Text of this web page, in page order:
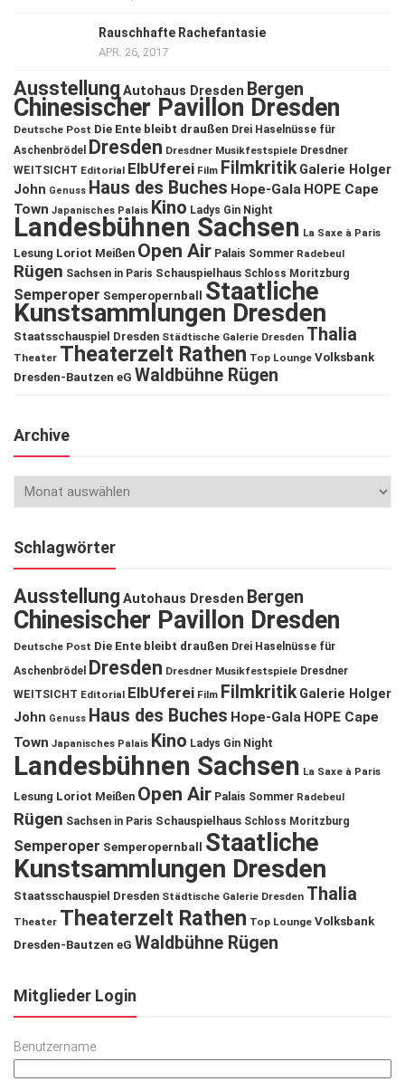
Rauschhafte Rachefantasie
APR. 26, 2017
Ausstellung Autohaus Dresden Bergen
Chinesischer Pavillon Dresden
Deutsche Post Die Ente bleibt draußen Drei Haselnüsse für
Aschenbrödel
Dresden Dresdner Musikfestspiele Dresdner
WEITSICHT Editorial ElbUferei Film Filmkritik Galerie Holger
John Genuss Haus des Buches Hope-Gala HOPE Cape
Town Japanisches Palais Kino Ladys Gin Night
Landesbühnen Sachsen La Saxe à Paris
Lesung Loriot Meißen Open Air Palais Sommer Radebeul
Rügen Sachsen in Paris Schauspielhaus Schloss Moritzburg
Semperoper Semperopernball Staatliche
Kunstsammlungen Dresden
Staatsschauspiel Dresden Städtische Galerie Dresden Thalia
Theater Theaterzelt Rathen Top Lounge Volksbank
Dresden-Bautzen eG Waldbühne Rügen
Archive
Schlagwörter
Ausstellung Autohaus Dresden Bergen
Chinesischer Pavillon Dresden
Deutsche Post Die Ente bleibt draußen Drei Haselnüsse für
Aschenbrödel
Dresden Dresdner Musikfestspiele Dresdner
WEITSICHT Editorial ElbUferei Film Filmkritik Galerie Holger
John Genuss Haus des Buches Hope-Gala HOPE Cape
Town Japanisches Palais Kino Ladys Gin Night
Landesbühnen Sachsen La Saxe à Paris
Lesung Loriot Meißen Open Air Palais Sommer Radebeul
Rügen Sachsen in Paris Schauspielhaus Schloss Moritzburg
Semperoper Semperopernball
Staatliche
Kunstsammlungen Dresden
Staatsschauspiel Dresden Städtische Galerie Dresden Thalia
Theater Theaterzelt Rathen Top Lounge Volksbank
Dresden-Bautzen eG Waldbühne Rügen
Mitglieder Login
Benutzername